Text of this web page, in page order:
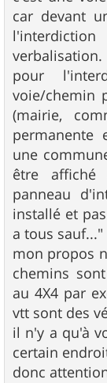
car devant
verbalisation.
pour
voie/chemin
(mairie,
permanente
une
être
panneau
installé et
a tous sauf..."
mon propos
chemins
au 4X4 par
vtt sont des
il n'y a qu'à
certain
donc